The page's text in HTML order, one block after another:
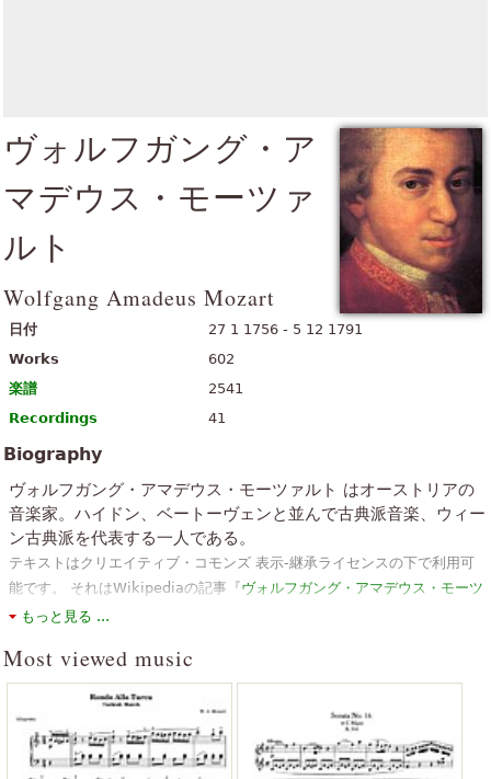
ヴォルフガング・ア
マデウス・モーツァ
ルト
Wolfgang Amadeus Mozart
日付
27 1 1756 - 5 12 1791
Works
602
楽譜
2541
Recordings
41
Biography
ヴォルフガング・アマデウス・モーツァルト はオーストリアの
音楽家。ハイドン、ベートーヴェンと並んで古典派音楽、ウィー
ン古典派を代表する一人である。
テキストはクリエイティブ・コモンズ 表示-継承ライセンスの下で利用可
能です。 それはWikipediaの記事『ヴォルフガング・アマデウス・モーツ
ァルト 』から材料を使用しています。
もっと見る ...
Most viewed music